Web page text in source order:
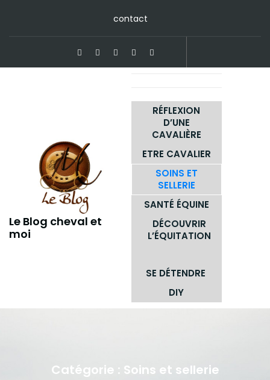
contact
Le Blog cheval et
moi
RÉFLEXION
D’UNE
CAVALIÈRE
ETRE CAVALIER
SOINS ET
SELLERIE
SANTÉ ÉQUINE
DÉCOUVRIR
L’ÉQUITATION
SE DÉTENDRE
DIY
Catégorie : Soins et sellerie